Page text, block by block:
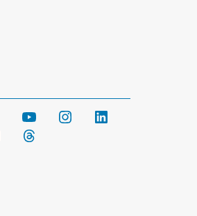
YouTube Instagram
WhatsApp